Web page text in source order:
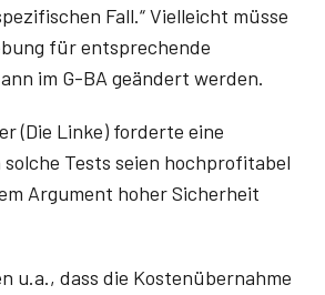
Fall.“ Vielleicht müsse
für entsprechende
im G-BA geändert werden.
(Die Linke) forderte eine
Tests seien hochprofitabel
Argument hoher Sicherheit
u.a., dass die Kostenübernahme